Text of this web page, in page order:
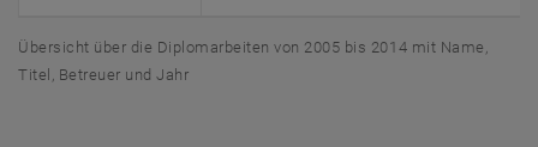
Übersicht über die Diplomarbeiten von 2005 bis 2014 mit Name,
Titel, Betreuer und Jahr